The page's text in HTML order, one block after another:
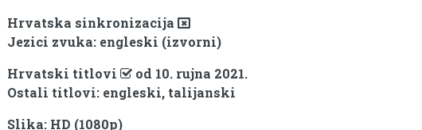
Hrvatska sinkronizacija
Jezici zvuka: engleski (izvorni)
Hrvatski titlovi
od 10. rujna 2021.
Ostali titlovi: engleski, talijanski
Slika: HD (1080p)